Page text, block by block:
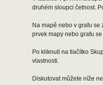
druhém sloupci četnost.
Na mapě nebo v grafu
prvek mapy nebo grafu
Po kliknutí na tlačítko
vlastnosti.
Diskutovat můžete níže